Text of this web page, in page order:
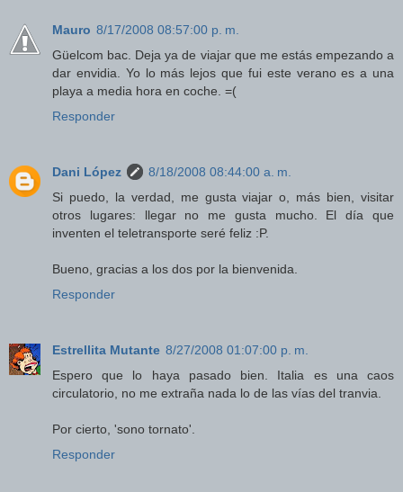
Mauro 8/17/2008 08:57:00 p. m.
Güelcom bac. Deja ya de viajar que me estás empezando a
dar envidia. Yo lo más lejos que fui este verano es a una
playa a media hora en coche. =(
Responder
Dani López
8/18/2008 08:44:00 a. m.
Si puedo, la verdad, me gusta viajar o, más bien, visitar
otros lugares: llegar no me gusta mucho. El día que
inventen el teletransporte seré feliz :P.
Bueno, gracias a los dos por la bienvenida.
Responder
Estrellita Mutante 8/27/2008 01:07:00 p. m.
Espero que lo haya pasado bien. Italia es una caos
circulatorio, no me extraña nada lo de las vías del tranvia.
Por cierto, 'sono tornato'.
Responder